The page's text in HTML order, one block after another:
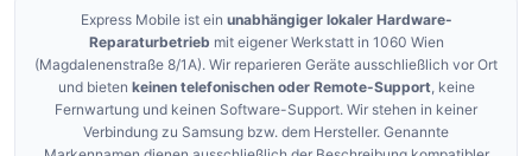
Express Mobile ist ein unabhängiger lokaler Hardware-
Reparaturbetrieb mit eigener Werkstatt in 1060 Wien
(Magdalenenstraße 8/1A). Wir reparieren Geräte ausschließlich vor Ort
und bieten keinen telefonischen oder Remote-Support, keine
Fernwartung und keinen Software-Support. Wir stehen in keiner
Verbindung zu Samsung bzw. dem Hersteller. Genannte